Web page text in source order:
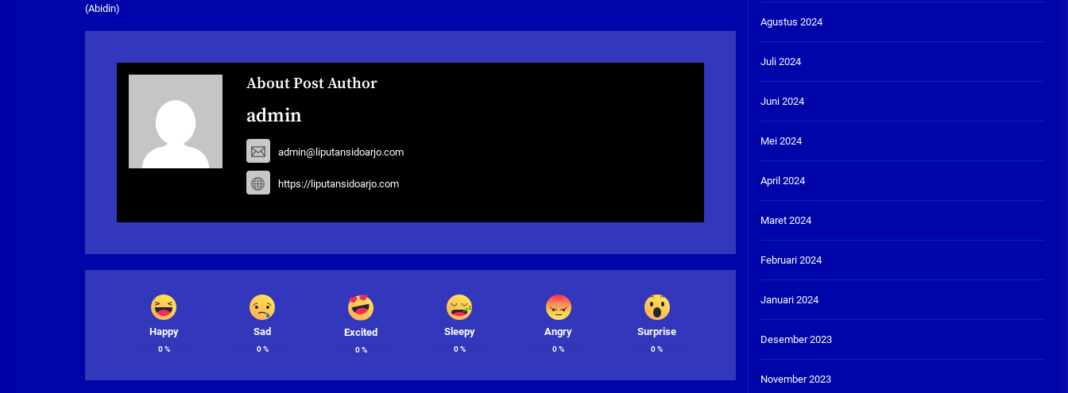
(Abidin)
About Post Author
admin
admin@liputansidoarjo.com
https://liputansidoarjo.com
Happy
0%
Sad
0%
Excited
0%
Sleepy
0%
Angry
0%
Surprise
0%
Agustus 2024
Juli 2024
Juni 2024
Mei 2024
April 2024
Maret 2024
Februari 2024
Januari 2024
Desember 2023
November 2023